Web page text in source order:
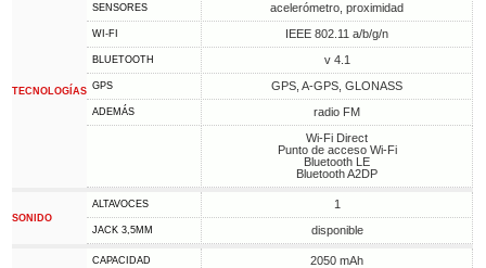
TECNOLOGÍAS
SENSORES acelerómetro, proximidad
WI-FI IEEE 802.11 a/b/g/n
BLUETOOTH v 4.1
GPS GPS, A-GPS, GLONASS
ADEMÁS
radio FM
Wi-Fi Direct
Punto de acceso Wi-Fi
Bluetooth LE
Bluetooth A2DP
SONIDO
ALTAVOCES 1
JACK 3,5MM disponible
CAPACIDAD 2050 mAh